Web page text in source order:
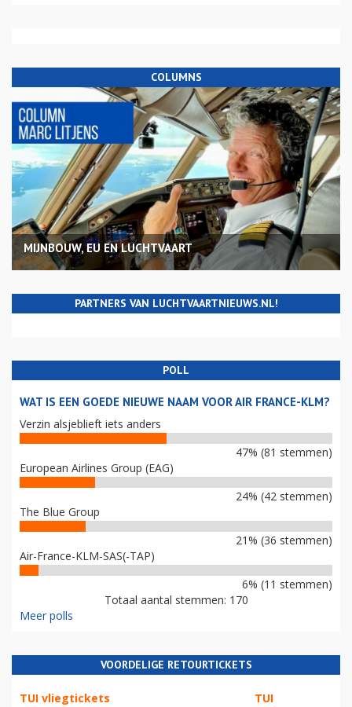
COLUMNS
MIJNBOUW, EU EN LUCHTVAART
PARTNERS VAN LUCHTVAARTNIEUWS.NL!
POLL
WAT IS EEN GOEDE NIEUWE NAAM VOOR AIR FRANCE-KLM?
Verzin alsjeblieft iets anders
47% (81 stemmen)
European Airlines Group (EAG)
24% (42 stemmen)
The Blue Group
21% (36 stemmen)
Air-France-KLM-SAS(-TAP)
6% (11 stemmen)
Totaal aantal stemmen: 170
Meer polls
VOORDELIGE RETOURTICKETS
TUI vliegtickets TUI